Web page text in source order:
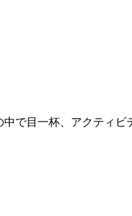
で目一杯、アクティビ